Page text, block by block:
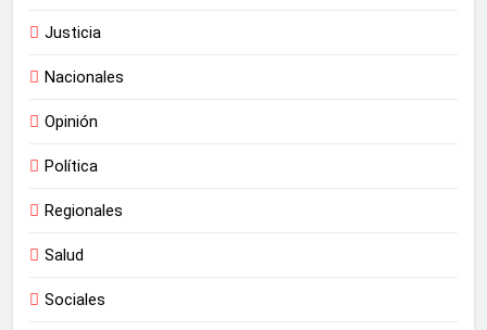
Justicia
Nacionales
Opinión
Política
Regionales
Salud
Sociales